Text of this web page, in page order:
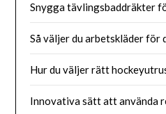
Snygga tävlingsbaddräkter
Så väljer du arbetskläder för
Hur du väljer rätt
Innovativa sätt att använda